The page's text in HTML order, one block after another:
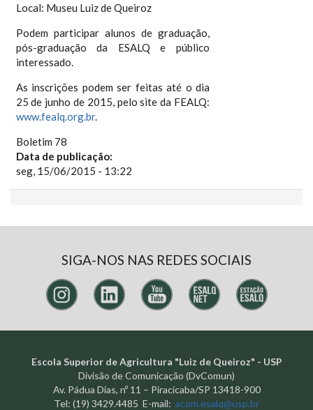
Local: Museu Luiz de Queiroz
Podem participar alunos de graduação,
pós-graduação da ESALQ e público
interessado.
As inscrições podem ser feitas até o dia
25 de junho de 2015, pelo site da FEALQ:
www.fealq.org.br.
Boletim 78
Data de publicação:
seg, 15/06/2015 - 13:22
SIGA-NOS NAS REDES SOCIAIS
Escola Superior de Agricultura "Luiz de Queiroz" - USP
Divisão de Comunicação (DvComun)
Av. Pádua Dias, nº 11 – Piracicaba/SP 13418-900
Tel: (19) 3429.4485 E-mail: acom.esalq@usp.br